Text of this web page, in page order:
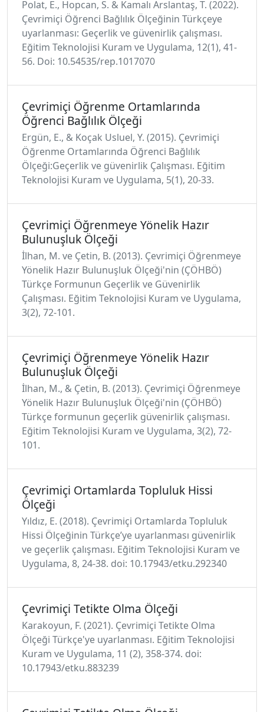
Polat, E., Hopcan, S. & Kamalı Arslantaş, T. (2022).
Çevrimiçi Öğrenci Bağlılık Ölçeğinin Türkçeye
uyarlanması: Geçerlik ve güvenirlik çalışması.
Eğitim Teknolojisi Kuram ve Uygulama, 12(1), 41-
56. Doi: 10.54535/rep.1017070
Çevrimiçi Öğrenme Ortamlarında
Öğrenci Bağlılık Ölçeği
Ergün, E., & Koçak Usluel, Y. (2015). Çevrimiçi
Öğrenme Ortamlarında Öğrenci Bağlılık
Ölçeği:Geçerlik ve güvenirlik Çalışması. Eğitim
Teknolojisi Kuram ve Uygulama, 5(1), 20-33.
Çevrimiçi Öğrenmeye Yönelik Hazır
Bulunuşluk Ölçeği
İlhan, M. ve Çetin, B. (2013). Çevrimiçi Öğrenmeye
Yönelik Hazır Bulunuşluk Ölçeği'nin (ÇÖHBÖ)
Türkçe Formunun Geçerlik ve Güvenirlik
Çalışması. Eğitim Teknolojisi Kuram ve Uygulama,
3(2), 72-101.
Çevrimiçi Öğrenmeye Yönelik Hazır
Bulunuşluk Ölçeği
İlhan, M., & Çetin, B. (2013). Çevrimiçi Öğrenmeye
Yönelik Hazır Bulunuşluk Ölçeği'nin (ÇÖHBÖ)
Türkçe formunun geçerlik güvenirlik çalışması.
Eğitim Teknolojisi Kuram ve Uygulama, 3(2), 72-
101.
Çevrimiçi Ortamlarda Topluluk Hissi
Ölçeği
Yıldız, E. (2018). Çevrimiçi Ortamlarda Topluluk
Hissi Ölçeğinin Türkçe’ye uyarlanması güvenirlik
ve geçerlik çalışması. Eğitim Teknolojisi Kuram ve
Uygulama, 8, 24-38. doi: 10.17943/etku.292340
Çevrimiçi Tetikte Olma Ölçeği
Karakoyun, F. (2021). Çevrimiçi Tetikte Olma
Ölçeği Türkçe'ye uyarlanması. Eğitim Teknolojisi
Kuram ve Uygulama, 11 (2), 358-374. doi:
10.17943/etku.883239